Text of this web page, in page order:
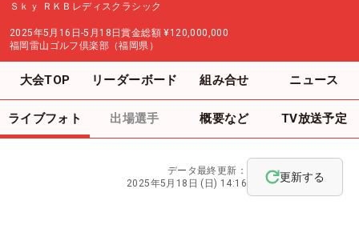
Ｓｋｙ ＲＫＢレディスクラシック
2025年5月16日-5月18日賞金総額 ¥120,000,000
福岡雷山ゴルフ倶楽部（福岡県）
大会TOP リーダーボード 組み合せ ニュース
ライブフォト 出場選手 概要など TV放送予定
データ最終更新：
2025年5月18日 (日) 14:16
更新する